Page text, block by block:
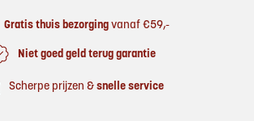
Gratis thuis bezorgingvanaf €59,-
Niet goed geld terug garantie
Scherpe prijzen & snelle service